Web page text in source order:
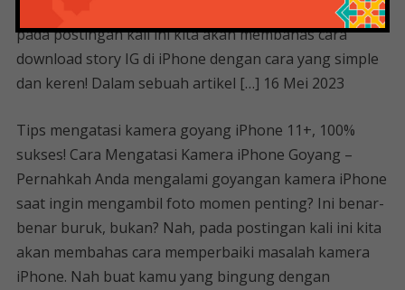
menggunakan iPhone. Eits jangan khawatir, karena
pada postingan kali ini kita akan membahas cara
download story IG di iPhone dengan cara yang simple
dan keren! Dalam sebuah artikel […] 16 Mei 2023
Tips mengatasi kamera goyang iPhone 11+, 100%
sukses! Cara Mengatasi Kamera iPhone Goyang –
Pernahkah Anda mengalami goyangan kamera iPhone
saat ingin mengambil foto momen penting? Ini benar-
benar buruk, bukan? Nah, pada postingan kali ini kita
akan membahas cara memperbaiki masalah kamera
iPhone. Nah buat kamu yang bingung dengan